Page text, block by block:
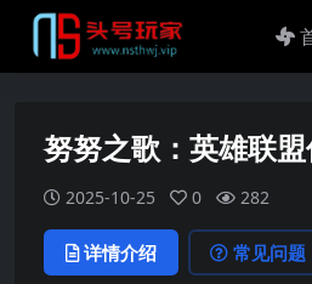
努努之歌：英雄联
2025-10-25 0 282
详情介绍 常见问题